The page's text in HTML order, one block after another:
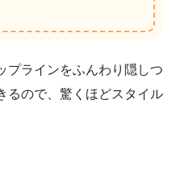
プラインをふんわり隠しつ
るので、驚くほどスタイル